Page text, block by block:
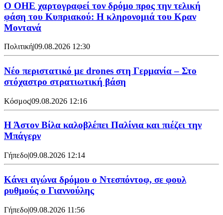
Ο ΟΗΕ χαρτογραφεί τον δρόμο προς την τελική
φάση του Κυπριακού: Η κληρονομιά του Κραν
Μοντανά
Πολιτική|09.08.2026 12:30
Νέο περιστατικό με drones στη Γερμανία – Στο
στόχαστρο στρατιωτική βάση
Κόσμος|09.08.2026 12:16
Η Άστον Βίλα καλοβλέπει Παλίνια και πιέζει την
Μπάγερν
Γήπεδο|09.08.2026 12:14
Kάνει αγώνα δρόμου ο Ντεσπόντοφ, σε φουλ
ρυθμούς ο Γιαννούλης
Γήπεδο|09.08.2026 11:56